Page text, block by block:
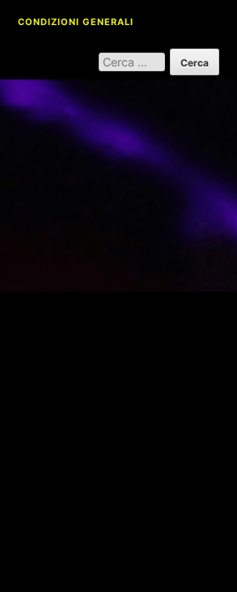
CONDIZIONI GENERALI
RICERCA
PER: